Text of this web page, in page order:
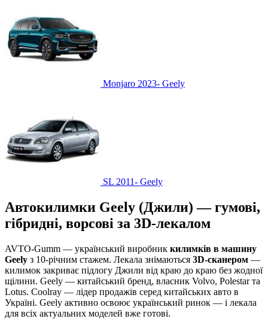
Monjaro 2023- Geely
SL 2011- Geely
Автокилимки Geely (Джили) — гумові,
гібридні, ворсові за 3D-лекалом
AVTO-Gumm — український виробник килимків в машину
Geely з 10-річним стажем. Лекала знімаються 3D-сканером —
килимок закриває підлогу Джили від краю до краю без жодної
щілини. Geely — китайський бренд, власник Volvo, Polestar та
Lotus. Coolray — лідер продажів серед китайських авто в
Україні. Geely активно освоює український ринок — і лекала
для всіх актуальних моделей вже готові.